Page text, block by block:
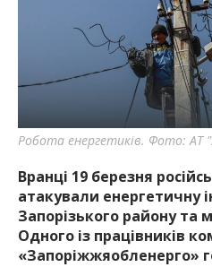
міста
Робота енергетиків. Фото: АТ
Вранці 19 березня
атакували енергетичну
Запорізького району та
Одного із працівників
«Запоріжжяобленерго»